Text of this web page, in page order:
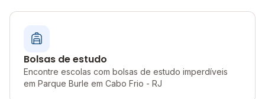
Bolsas de estudo
Encontre escolas com bolsas de estudo imperdíveis
em Parque Burle em Cabo Frio - RJ